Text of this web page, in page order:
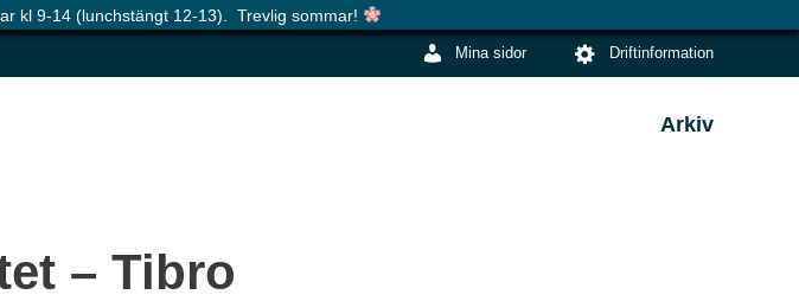
kl 9-14 (lunchstängt 12-13). Trevlig sommar!
Mina sidor Driftinformation
Arkiv
– Tibro